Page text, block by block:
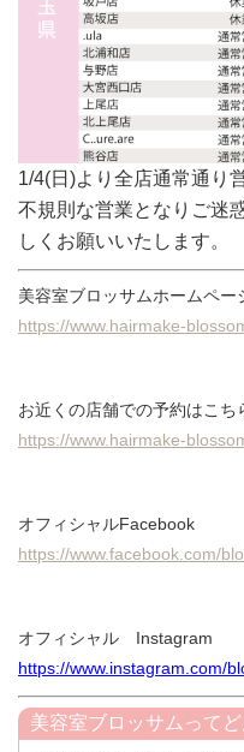
1/4(日)より全店通常通り
不規則な営業となりご迷
しくお願いいたします。
美容室ブロッサムホームペー
https://www.hairmake-
お近くの店舗での予約はこち
https://www.hairmake-
オフィシャルFacebook
https://www.facebook.com/
オフィシャル Instagram
https://www.instagram.com/
美容室ブロッサムって